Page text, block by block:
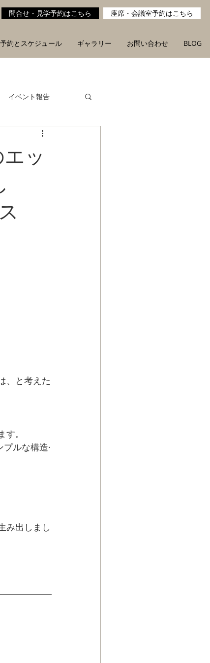
問合せ・見学予約はこちら 座席・会議室予約はこちら
予約とスケジュール ギャラリー お問い合わせ BLOG
イベント報告
ッ
、と考えた
。
ルな構造·
み出しまし